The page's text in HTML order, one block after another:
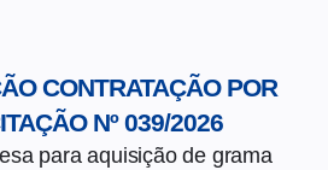
CONTRATAÇÃO POR
Nº 039/2026
para aquisição de grama